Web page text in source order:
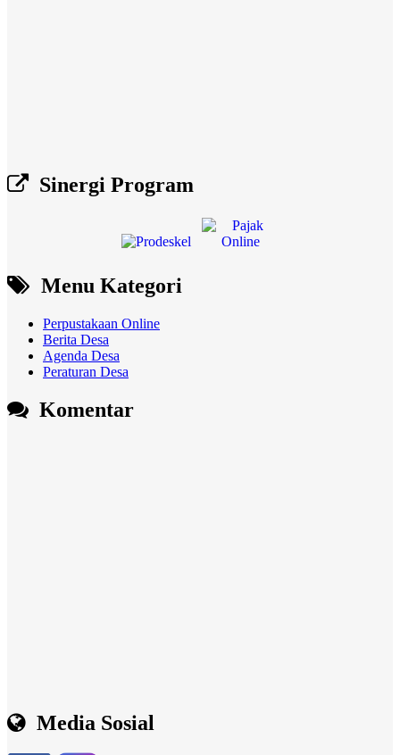
Sinergi Program
Menu Kategori
Perpustakaan Online
Berita Desa
Agenda Desa
Peraturan Desa
Komentar
Media Sosial